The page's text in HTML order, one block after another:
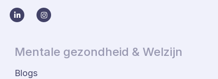
Mentale gezondheid & Welzijn
Blogs